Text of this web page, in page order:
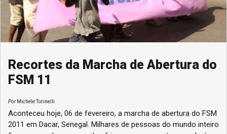
Recortes da Marcha de Abertura do
FSM 11
PorMichele Torinelli
Aconteceu hoje, 06 de fevereiro, a marcha de abertura do FSM
2011 em Dacar, Senegal. Milhares de pessoas do mundo inteiro